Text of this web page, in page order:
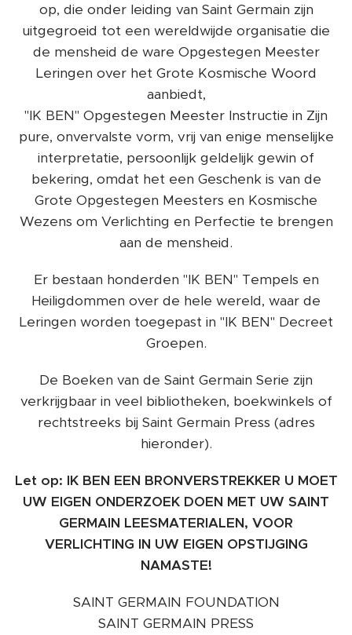
op, die onder leiding van Saint Germain zijn
uitgegroeid tot een wereldwijde organisatie die
de mensheid de ware Opgestegen Meester
Leringen over het Grote Kosmische Woord
aanbiedt,
"IK BEN" Opgestegen Meester Instructie in Zijn
pure, onvervalste vorm, vrij van enige menselijke
interpretatie, persoonlijk geldelijk gewin of
bekering, omdat het een Geschenk is van de
Grote Opgestegen Meesters en Kosmische
Wezens om Verlichting en Perfectie te brengen
aan de mensheid.
Er bestaan ​​honderden "IK BEN" Tempels en
Heiligdommen over de hele wereld, waar de
Leringen worden toegepast in "IK BEN" Decreet
Groepen.
De Boeken van de Saint Germain Serie zijn
verkrijgbaar in veel bibliotheken, boekwinkels of
rechtstreeks bij Saint Germain Press (adres
hieronder).
Let op: IK BEN EEN BRONVERSTREKKER U MOET
UW EIGEN ONDERZOEK DOEN MET UW SAINT
GERMAIN LEESMATERIALEN, VOOR
VERLICHTING IN UW EIGEN OPSTIJGING
NAMASTE!
SAINT GERMAIN FOUNDATION
SAINT GERMAIN PRESS